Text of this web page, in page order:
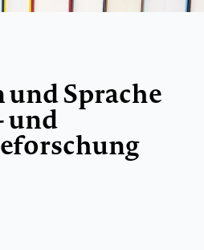
Sprache
und